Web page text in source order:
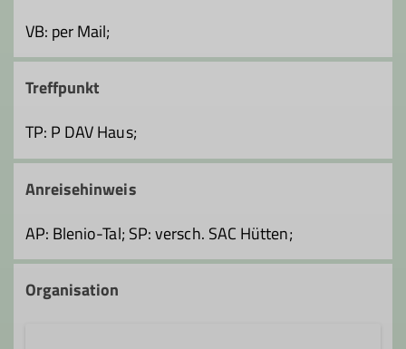
VB: per Mail;
Treffpunkt
TP: P DAV Haus;
Anreisehinweis
AP: Blenio-Tal; SP: versch. SAC Hütten;
Organisation